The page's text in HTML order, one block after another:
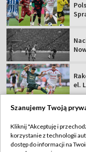
el.
Szanujemy Twoją
Kliknij "Akceptuję i
korzystanie z technologii
dostęp do informacji na